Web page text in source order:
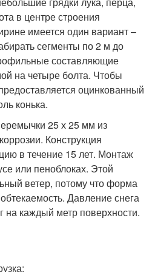
в центре строения
имеется один вариант –
сегменты по 2 м до
составляющие
на четыре болта. Чтобы
оцинкованный
конька.
25 х 25 мм из
Конструкция
в течение 15 лет. Монтаж
или пеноблоках. Этой
ветер, потому что форма
Давление снега
на каждый метр поверхности.